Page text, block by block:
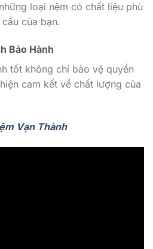
loại nệm có chất liệu phù
của bạn.
Bảo Hành
tốt không chỉ bảo vệ quyền
cam kết về chất lượng của
Vạn Thành